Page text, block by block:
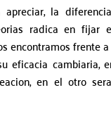
la
radica en fijar
encontramos frente
eficacia cambiaria,
en el otro